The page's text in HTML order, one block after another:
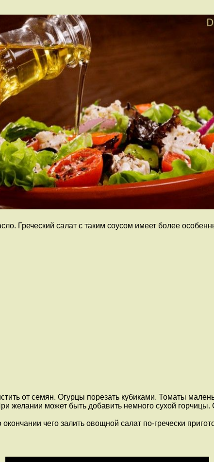
Греческий салат с таким соусом имеет более
от семян. Огурцы порезать кубиками. Томаты
желании может быть добавить немного сухой горчицы.
чего залить овощной салат по-гречески